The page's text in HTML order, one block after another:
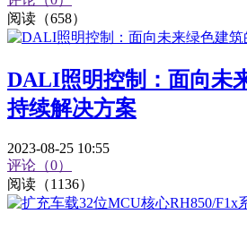
阅读（658）
DALI照明控制：面向未
持续解决方案
2023-08-25 10:55
评论（0）
阅读（1136）